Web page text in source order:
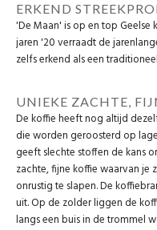
ERKEND
'De Maan' is op en top
jaren '20 verraadt de
zelfs erkend als een
UNIEKE ZACHTE,
De koffie heeft nog altijd
die worden geroosterd op
geeft slechte stoffen de kans
zachte, fijne koffie waarvan je
onrustig te slapen. De
uit. Op de zolder liggen de
langs een buis in de trommel